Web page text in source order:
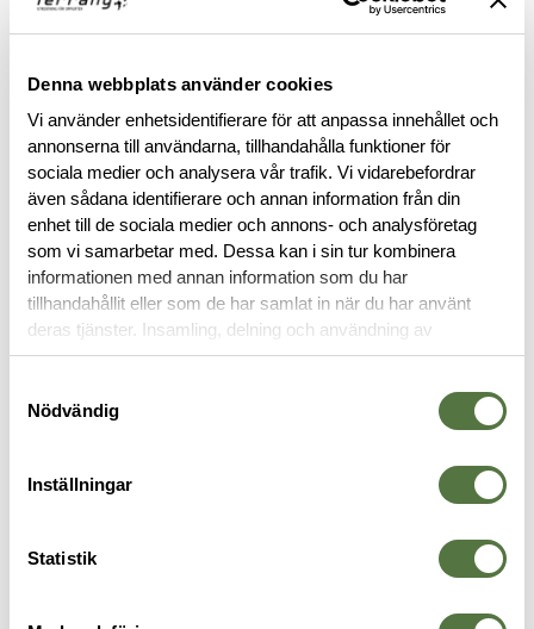
Denna webbplats använder cookies
Vi använder enhetsidentifierare för att anpassa innehållet och
annonserna till användarna, tillhandahålla funktioner för
sociala medier och analysera vår trafik. Vi vidarebefordrar
även sådana identifierare och annan information från din
enhet till de sociala medier och annons- och analysföretag
som vi samarbetar med. Dessa kan i sin tur kombinera
informationen med annan information som du har
tillhandahållit eller som de har samlat in när du har använt
deras tjänster. Insamling, delning och användning av
personuppgifter kan användas för personalisering av
Nödvändig
Inställningar
Statistik
BESKRIVNING
RECENSIONER
OM VARUMÄRKET
ÖVRIGT